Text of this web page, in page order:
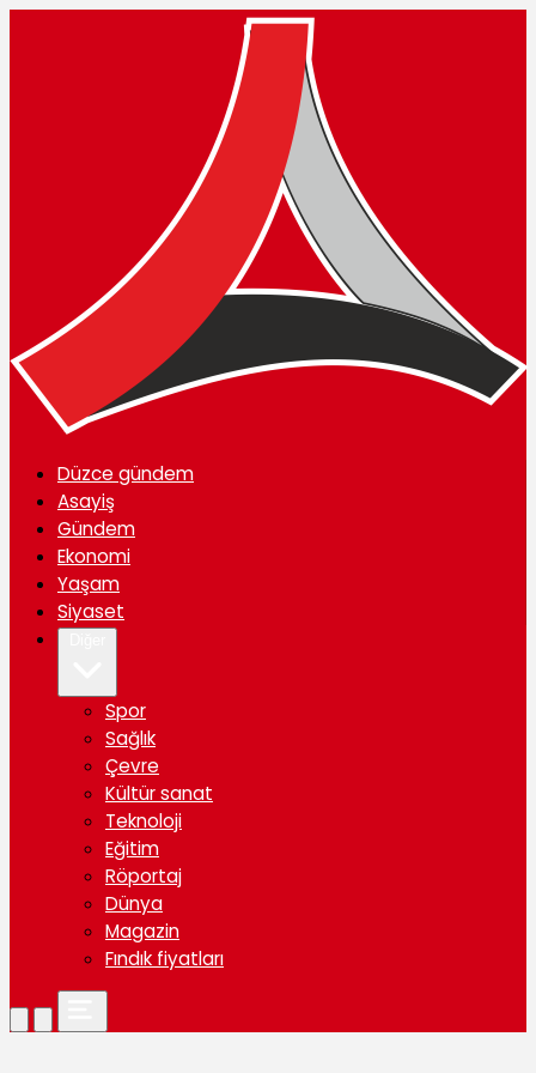
Düzce gündem
Asayiş
Gündem
Ekonomi
Yaşam
Siyaset
Spor
Sağlık
Çevre
Kültür sanat
Teknoloji
Eğitim
Röportaj
Dünya
Magazin
Fındık fiyatları